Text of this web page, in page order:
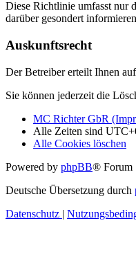
Diese Richtlinie umfasst nur
darüber gesondert
Auskunftsrecht
Der Betreiber erteilt Ihnen
Sie können jederzeit die
MC Richter GbR
Alle Zeiten sind
Alle Cookies löschen
Powered by phpBB® Forum
Deutsche Übersetzung durch
Datenschutz |